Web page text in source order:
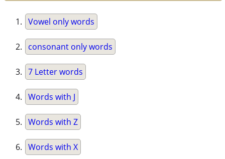
Vowel only words
consonant only words
7 Letter words
Words with J
Words with Z
Words with X